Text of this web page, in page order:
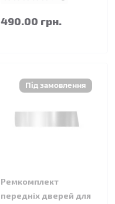
490.00 грн.
Ремкомплект
передніх дверей для